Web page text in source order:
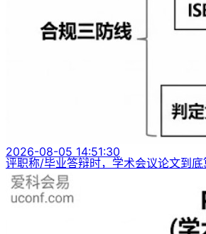
2026-08-05 14:51:30
评职称/毕业答辩时，学术会议论文到底